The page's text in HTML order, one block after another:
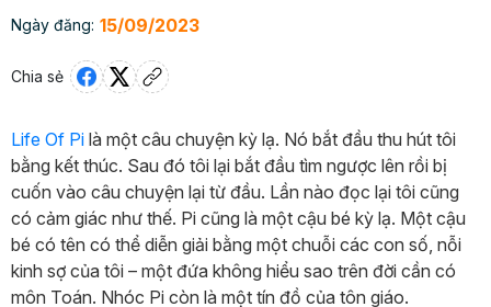
Ngày đăng: 15/09/2023
Chia sẻ
Life Of Pi là một câu chuyện kỳ lạ. Nó bắt đầu thu hút tôi
bằng kết thúc. Sau đó tôi lại bắt đầu tìm ngược lên rồi bị
cuốn vào câu chuyện lại từ đầu. Lần nào đọc lại tôi cũng
có cảm giác như thế. Pi cũng là một cậu bé kỳ lạ. Một cậu
bé có tên có thể diễn giải bằng một chuỗi các con số, nỗi
kinh sợ của tôi – một đứa không hiểu sao trên đời cần có
môn Toán. Nhóc Pi còn là một tín đồ của tôn giáo.